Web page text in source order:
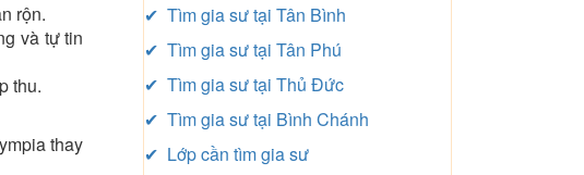
rộn.
và tự tin
thu.
thay
✔ Tìm gia sư tại Tân Bình
✔ Tìm gia sư tại Tân Phú
✔ Tìm gia sư tại Thủ Đức
✔ Tìm gia sư tại Bình Chánh
✔ Lớp cần tìm gia sư